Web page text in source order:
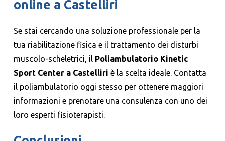
online a Castelliri
Se stai cercando una soluzione professionale per la
tua riabilitazione fisica e il trattamento dei disturbi
muscolo-scheletrici, il Poliambulatorio Kinetic
Sport Center a Castelliri è la scelta ideale. Contatta
il poliambulatorio oggi stesso per ottenere maggiori
informazioni e prenotare una consulenza con uno dei
loro esperti fisioterapisti.